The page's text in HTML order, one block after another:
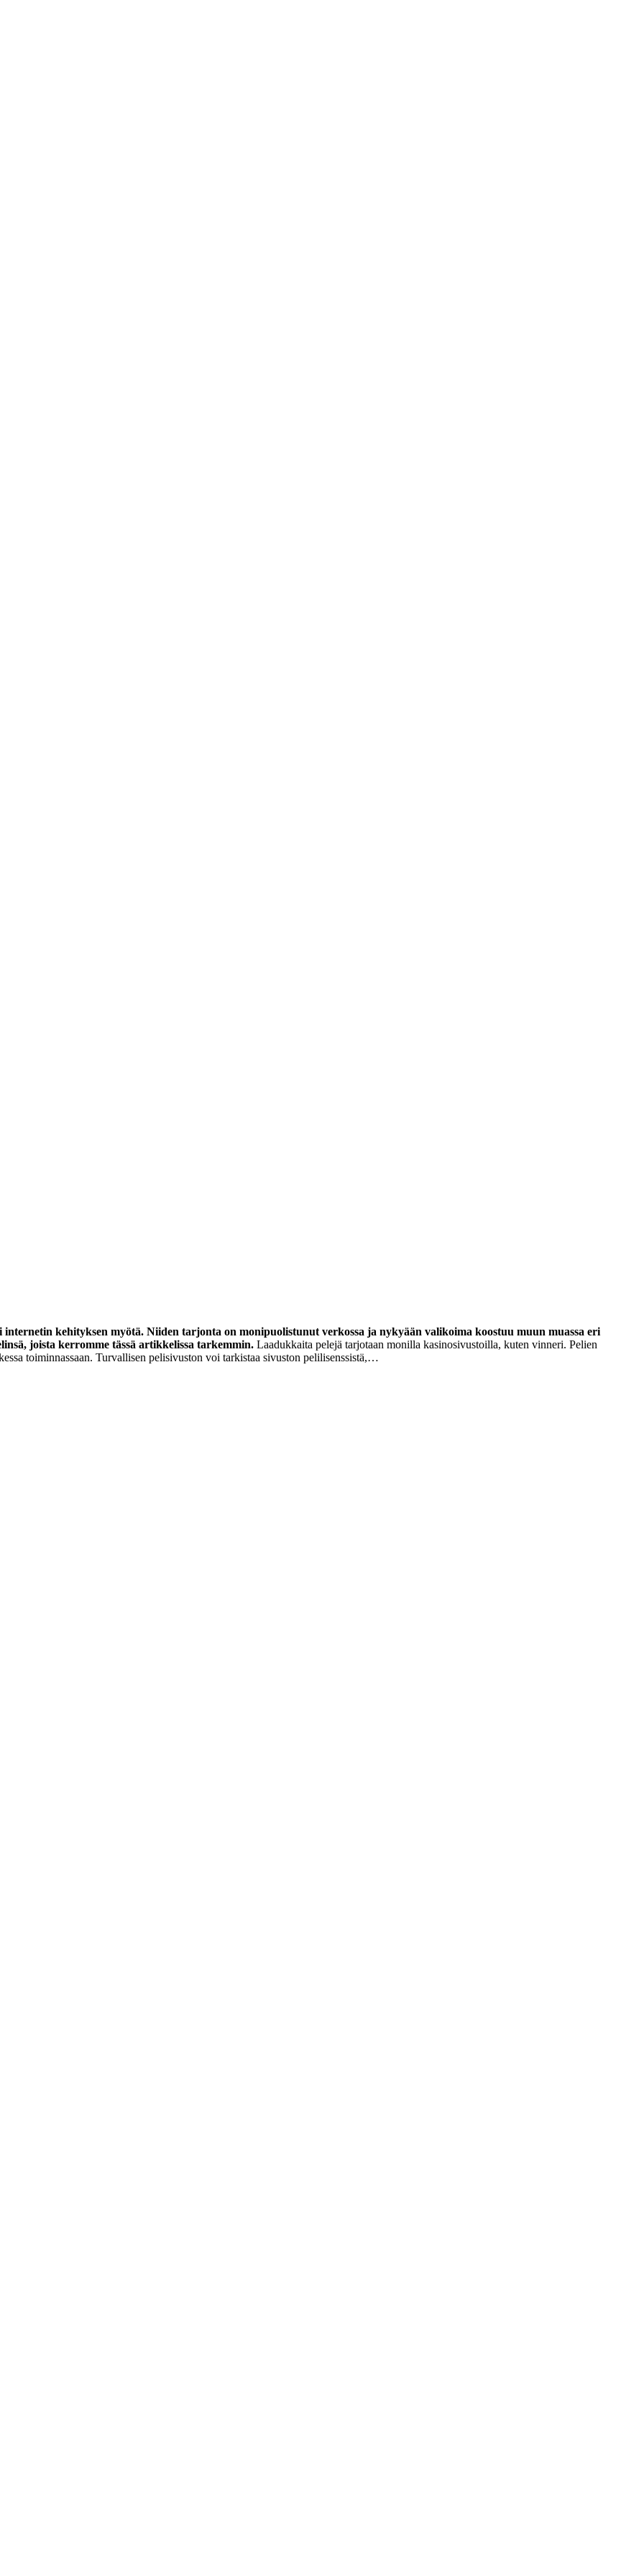
kehityksen myötä. Niiden tarjonta on monipuolistunut verkossa ja nykyään valikoima koostuu muun muassa eri
joista kerromme tässä artikkelissa tarkemmin. Laadukkaita pelejä tarjotaan monilla kasinosivustoilla, kuten vinneri. Pelien
toiminnassaan. Turvallisen pelisivuston voi tarkistaa sivuston pelilisenssistä,…